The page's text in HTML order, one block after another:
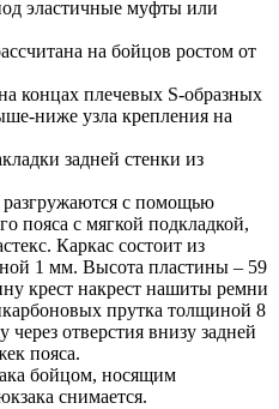
эластичные муфты или
на бойцов ростом от
концах плечевых S-образных
ниже узла крепления на
задней стенки из
с помощью
пояса с мягкой подкладкой,
Каркас состоит из
1 мм. Высота пластины – 59
крест накрест нашиты ремни
прутка толщиной 8
отверстия внизу задней
пояса.
бойцом, носящим
снимается.